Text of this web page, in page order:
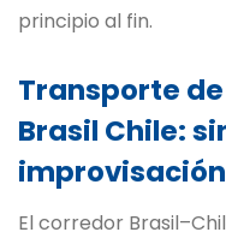
principio al fin.
Transporte
Brasil Chile:
improvisación
El corredor